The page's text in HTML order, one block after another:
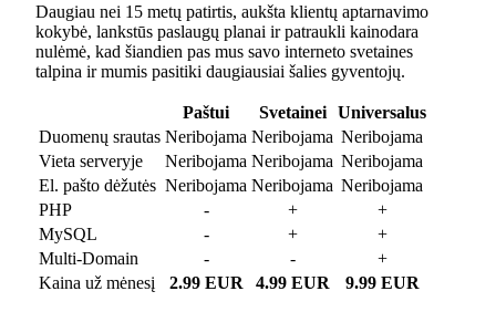
Daugiau nei 15 metų patirtis, aukšta klientų aptarnavimo
kokybė, lankstūs paslaugų planai ir patraukli kainodara
nulėmė, kad šiandien pas mus savo interneto svetaines
talpina ir mumis pasitiki daugiausiai šalies gyventojų.
Paštui Svetainei
Universalus
Duomenų srautas Neribojama Neribojama Neribojama
Vieta serveryje
Neribojama Neribojama Neribojama
El. pašto dėžutės Neribojama Neribojama Neribojama
PHP
- +
+
MySQL
- +
+
Multi-Domain
- -
+
Kaina už mėnesį
2.99 EUR 4.99 EUR 9.99 EUR